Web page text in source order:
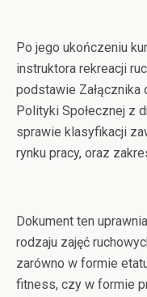
Po jego ukończeniu
instruktora rekreacji
podstawie
Polityki Społecznej z
sprawie klasyfikacji
rynku pracy, oraz
Dokument ten
rodzaju zajęć
zarówno w formie
fitness, czy w formie